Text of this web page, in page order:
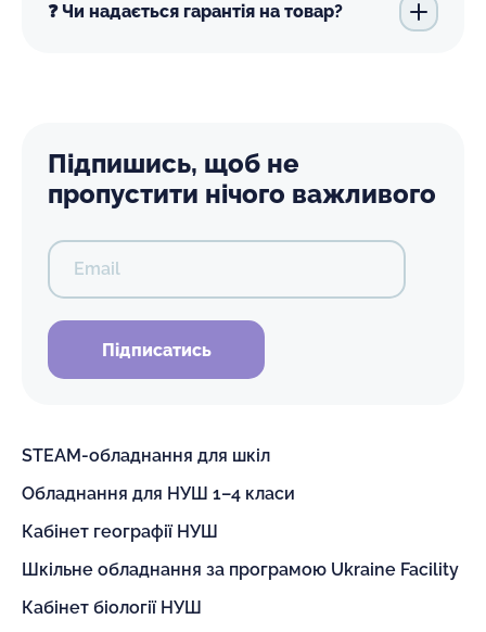
❓ Чи надається гарантія на товар?
Підпишись, щоб не
пропустити нічого важливого
Email
Підписатись
STEAM-обладнання для шкіл
Обладнання для НУШ 1–4 класи
Кабінет географії НУШ
Шкільне обладнання за програмою Ukraine Facility
Кабінет біології НУШ